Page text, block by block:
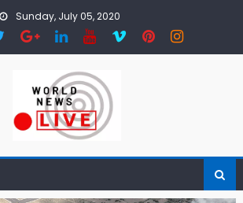
Sunday, July 05, 2020